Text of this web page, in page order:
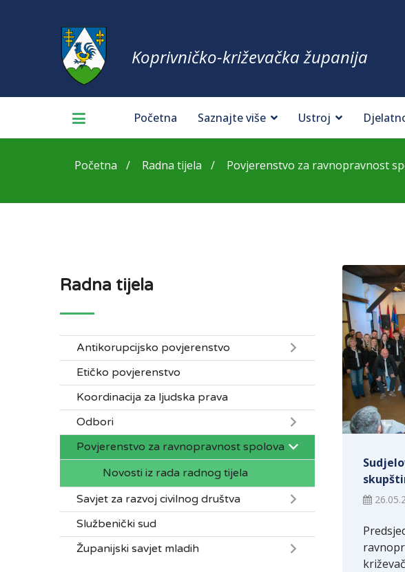
Koprivničko-križevačka županija
Početna Saznajte više Ustroj
Početna Radna tijela Povjerenstvo za ravnopravnost
Radna tijela
Antikorupcijsko povjerenstvo
Etičko povjerenstvo
Koordinacija za ljudska prava
Odbori
Povjerenstvo za ravnopravnost spolova
Novosti iz rada radnog tijela
Savjet za razvoj civilnog društva
Službenički sud
Županijski savjet mladih